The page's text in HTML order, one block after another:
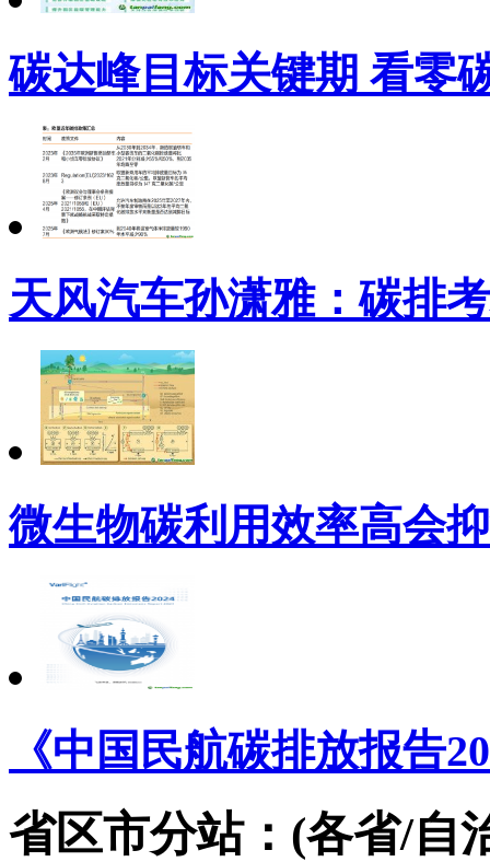
碳达峰目标关键期 看零
天风汽车孙潇雅：碳排
微生物碳利用效率高会
《中国民航碳排放报告
省区市分站：(各省/自